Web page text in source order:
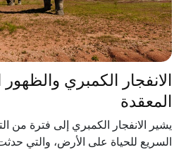
الانفجار الكمبري
المعقدة
يشير الانفجار الكمبري إلى فترة من